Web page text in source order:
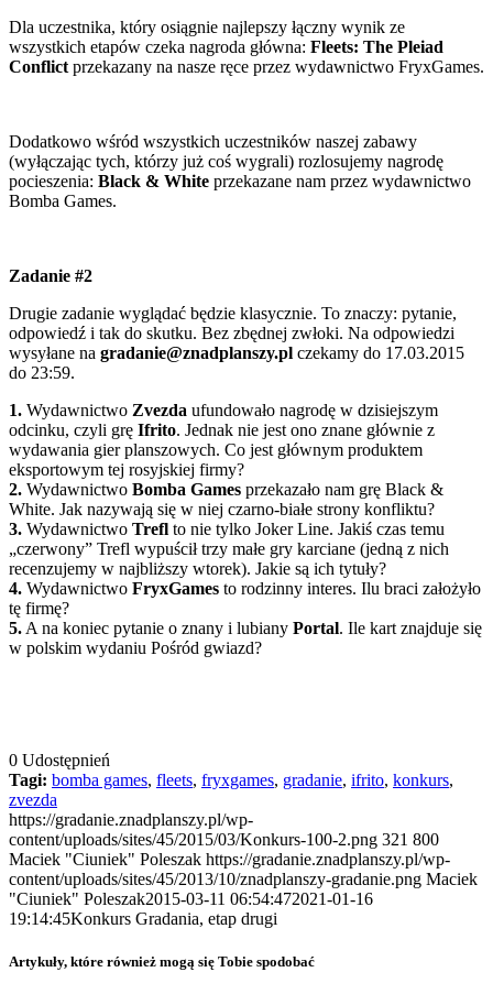
Dla uczestnika, który osiągnie najlepszy łączny wynik ze
wszystkich etapów czeka nagroda główna: Fleets: The Pleiad
Conflict przekazany na nasze ręce przez wydawnictwo FryxGames.
Dodatkowo wśród wszystkich uczestników naszej zabawy
(wyłączając tych, którzy już coś wygrali) rozlosujemy nagrodę
pocieszenia: Black & White przekazane nam przez wydawnictwo
Bomba Games.
Zadanie #2
Drugie zadanie wyglądać będzie klasycznie. To znaczy: pytanie,
odpowiedź i tak do skutku. Bez zbędnej zwłoki. Na odpowiedzi
wysyłane na gradanie@znadplanszy.pl czekamy do 17.03.2015
do 23:59.
1. Wydawnictwo Zvezda ufundowało nagrodę w dzisiejszym
odcinku, czyli grę Ifrito. Jednak nie jest ono znane głównie z
wydawania gier planszowych. Co jest głównym produktem
eksportowym tej rosyjskiej firmy?
2. Wydawnictwo Bomba Games przekazało nam grę Black &
White. Jak nazywają się w niej czarno-białe strony konfliktu?
3. Wydawnictwo Trefl to nie tylko Joker Line. Jakiś czas temu
„czerwony” Trefl wypuścił trzy małe gry karciane (jedną z nich
recenzujemy w najbliższy wtorek). Jakie są ich tytuły?
4. Wydawnictwo FryxGames to rodzinny interes. Ilu braci założyło
tę firmę?
5. A na koniec pytanie o znany i lubiany Portal. Ile kart znajduje się
w polskim wydaniu Pośród gwiazd?
0 Udostępnień
Tagi: bomba games, fleets, fryxgames, gradanie, ifrito, konkurs,
zvezda
https://gradanie.znadplanszy.pl/wp-
content/uploads/sites/45/2015/03/Konkurs-100-2.png 321 800
Maciek "Ciuniek" Poleszak https://gradanie.znadplanszy.pl/wp-
content/uploads/sites/45/2013/10/znadplanszy-gradanie.png Maciek
"Ciuniek" Poleszak2015-03-11 06:54:472021-01-16
19:14:45Konkurs Gradania, etap drugi
Artykuły, które również mogą się Tobie spodobać